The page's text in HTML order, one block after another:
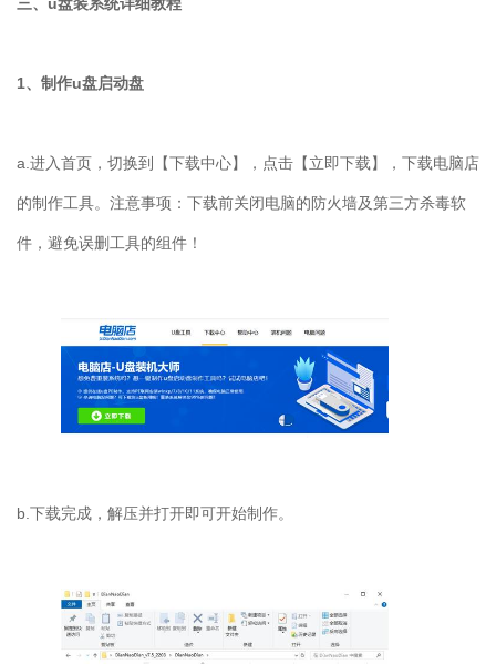
1、制作u盘启动盘
a. 进入首页，切换到【下载中心】，点击【立即下载】，下载电脑店
的制作工具。注意事项：下载前关闭电脑的防火墙及第三方杀毒软
件，避免误删工具的组件！
b.下载完成，解压并打开即可开始制作。